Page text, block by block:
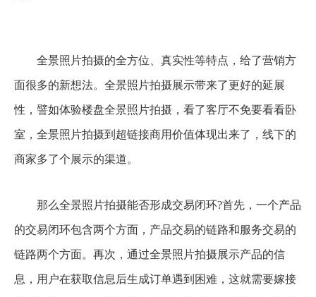
全景照片拍摄的全方位、真实性等特点，给了营销方
面很多的新想法。全景照片拍摄展示带来了更好的延展
性，譬如体验楼盘全景照片拍摄，看了客厅不免要看看卧
室，全景照片拍摄到超链接商用价值体现出来了，线下的
商家多了个展示的渠道。
那么全景照片拍摄能否形成交易闭环?首先，一个产品
的交易闭环包含两个方面，产品交易的链路和服务交易的
链路两个方面。再次，通过全景照片拍摄展示产品的信
息，用户在获取信息后生成订单遇到困难，这就需要嫁接